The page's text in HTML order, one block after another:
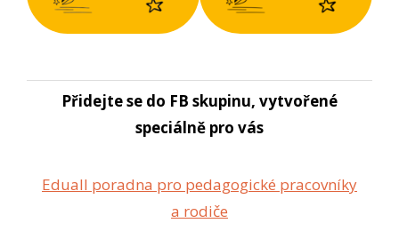
Přidejte se do FB skupinu, vytvořené
speciálně pro vás
Eduall poradna pro pedagogické pracovníky
a rodiče